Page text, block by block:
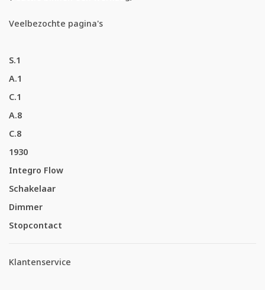
Veelbezochte pagina's
S.1
A.1
C.1
A.8
C.8
1930
Integro Flow
Schakelaar
Dimmer
Stopcontact
Klantenservice